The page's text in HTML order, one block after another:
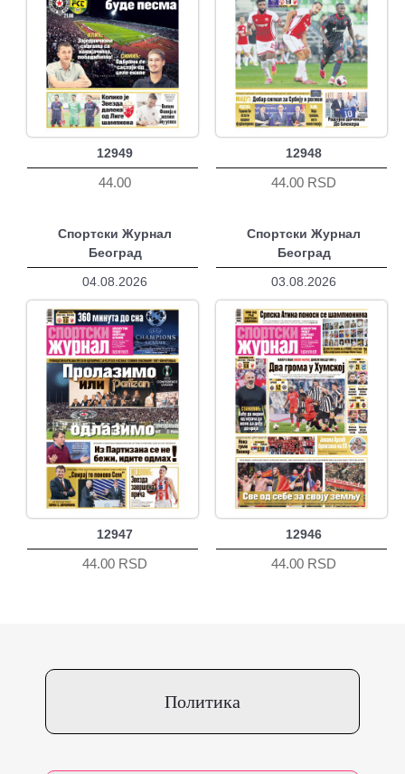
12949
44.00
12948
44.00 RSD
Спортски Журнал
Београд
04.08.2026
12947
44.00 RSD
Спортски Журнал
Београд
03.08.2026
12946
44.00 RSD
Политика